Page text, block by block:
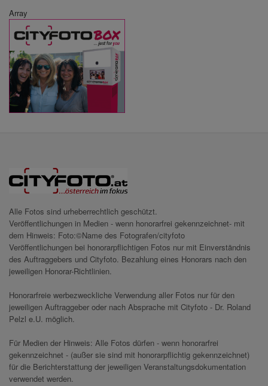
Array
Alle Fotos sind urheberrechtlich geschützt.
Veröffentlichungen in Medien - wenn honorarfrei gekennzeichnet- mit
dem Hinweis: Foto:©Name des Fotografen/cityfoto
Veröffentlichungen bei honorarpflichtigen Fotos nur mit Einverständnis
des Auftraggebers und Cityfoto. Bezahlung eines Honorars nach den
jeweiligen Honorar-Richtlinien.
Honorarfreie werbezweckliche Verwendung aller Fotos nur für den
jeweiligen Auftraggeber oder nach Absprache mit Cityfoto - Dr. Roland
Pelzl e.U. möglich.
Für Medien der Hinweis: Alle Fotos dürfen - wenn honorarfrei
gekennzeichnet - (außer sie sind mit honorarpflichtig gekennzeichnet)
für die Berichterstattung der jeweiligen Veranstaltungsdokumentation
verwendet werden.